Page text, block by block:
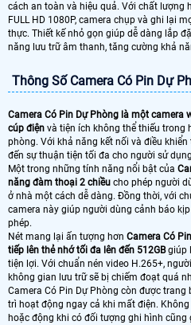
cách an toàn và hiệu quả. Với chất lượng
FULL HD 1080P, camera chụp và ghi lại
thực. Thiết kế nhỏ gọn giúp dễ dàng lắp
năng lưu trữ âm thanh, tăng cường khả
Thông Số Camera Có Pin Dự
Camera Có Pin Dự Phòng là một
cúp điện và tiện ích không thể thiếu trong
phòng. Với khả năng kết nối và điều
đến sự thuận tiện tối đa cho người sử
Một trong những tính năng nổi bật của
năng đàm thoại 2 chiều cho phép người
ở nhà một cách dễ dàng. Đồng thời, với
camera này giúp người dùng cảnh báo
phép.
Nét mang lại ấn tượng hơn Camera Có
tiếp lên thẻ nhớ tối đa lên đến 512GBgiúp
tiện lợi. Với chuẩn nén video H.265+,
không gian lưu trữ sẽ bị chiếm đoạt quá
Camera Có Pin Dự Phòng còn được
trì hoạt động ngay cả khi mất điện.
hoặc động khi có đối tượng ghi hình